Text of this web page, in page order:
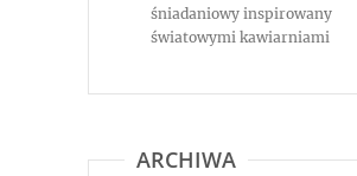
śniadaniowy inspirowany
światowymi kawiarniami
ARCHIWA